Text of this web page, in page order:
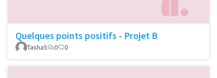
Quelques points positifs - Projet B
TashaS 0 0